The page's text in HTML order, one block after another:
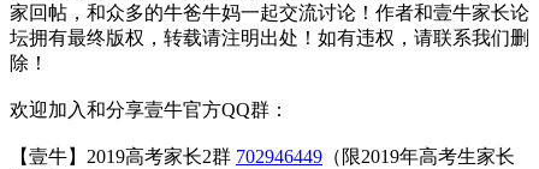
家回帖，和众多的牛爸牛妈一起交流讨论！作者和壹牛家长论
坛拥有最终版权，转载请注明出处！如有违权，请联系我们删
除！
欢迎加入和分享壹牛官方QQ群：
【壹牛】2019高考家长2群 702946449 （限2019年高考生家长